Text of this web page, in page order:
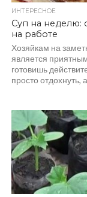
ИНТЕРЕСНОЕ
Суп на неделю:
на работе
Хозяйкам на
является
готовишь
просто отдохнуть,